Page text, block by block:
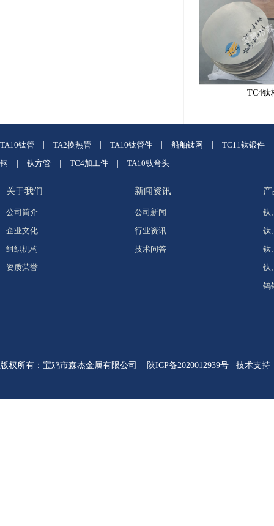
TC4钛
TA10钛管 TA2换热管 TA10钛管件 船舶钛网 TC11钛锻件
钢
钛方管 TC4加工件 TA10钛弯头
关于我们
公司简介
企业文化
组织机构
资质荣誉
新闻资讯
公司新闻
行业资讯
技术问答
钛
钛
钛
钛
钨
版权所有 ： 宝鸡市森杰金属有限公司 陕ICP备2020012939号 技术支持